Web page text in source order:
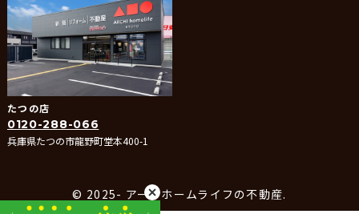
たつの店
0120-288-066
兵庫県たつの市龍野町堂本400-1
© 2025- アーキホームライフの不動産.